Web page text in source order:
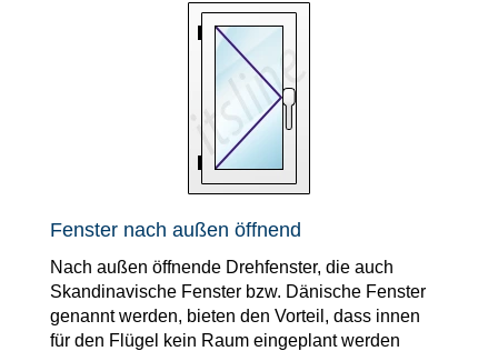
Fenster nach außen öffnend
Nach außen öffnende Drehfenster, die auch
Skandinavische Fenster bzw. Dänische Fenster
genannt werden, bieten den Vorteil, dass innen
für den Flügel kein Raum eingeplant werden